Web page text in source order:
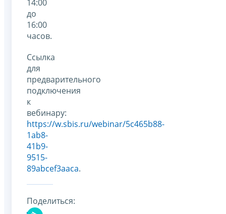
14:00
до
16:00
часов.
Ссылка
для
предварительного
подключения
к
вебинару:
https://w.sbis.ru/webinar/5c465b88-
1ab8-
41b9-
9515-
89abcef3aaca.
Поделиться: